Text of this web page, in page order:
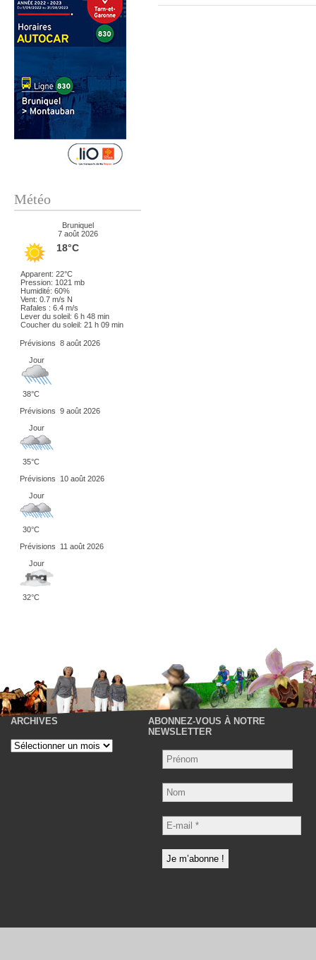
Météo
Bruniquel
7 août 2026
18°C
Apparent: 22°C
Pression: 1021 mb
Humidité: 60%
Vent: 0.7 m/s N
Rafales : 6.4 m/s
Lever du soleil: 6 h 48 min
Coucher du soleil: 21 h 09 min
Prévisions 8 août 2026
Jour
38°C
Prévisions 9 août 2026
Jour
35°C
Prévisions
10 août 2026
Jour
30°C
Prévisions
11 août 2026
Jour
32°C
ARCHIVES
Archives
ABONNEZ-VOUS À NOTRE
NEWSLETTER
Nom
E-
mail
*